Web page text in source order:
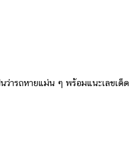
ว่ารถหายแม่น ๆ พร้อมแนะเลขเด็ด